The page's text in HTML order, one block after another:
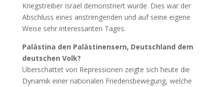
Kriegstreiber Israel demonstriert wurde. Dies war der
Abschluss eines anstrengenden und auf seine eigene
Weise sehr interessanten Tages.
Palästina den Palästinensern, Deutschland dem
deutschen Volk?
Überschattet von Repressionen zeigte sich heute die
Dynamik einer nationalen Friedensbewegung, welche